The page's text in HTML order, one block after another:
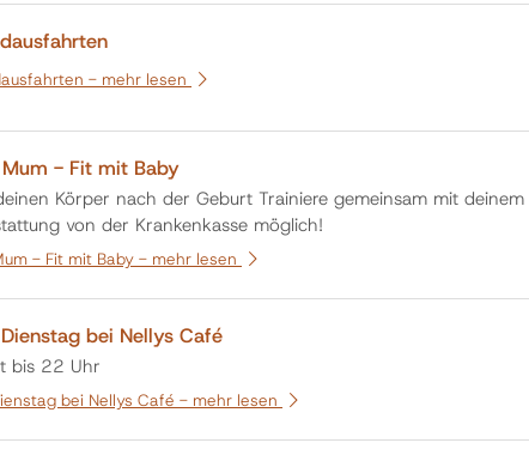
- mehr lesen
- Fit mit Baby
Körper nach der Geburt Trainiere gemeinsam mit
von der Krankenkasse möglich!
- Fit mit Baby - mehr lesen
bei Nellys Café
bis 22 Uhr
bei Nellys Café - mehr lesen